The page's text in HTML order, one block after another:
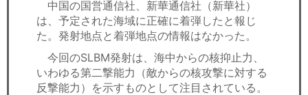
中国の国営通信社、新華通信社（新華社）
は、予定された海域に正確に着弾したと報じ
た。発射地点と着弾地点の情報はなかった。
今回のSLBM発射は、海中からの核抑止力、
いわゆる第二撃能力（敵からの核攻撃に対する
反撃能力）を示すものとして注目されている。